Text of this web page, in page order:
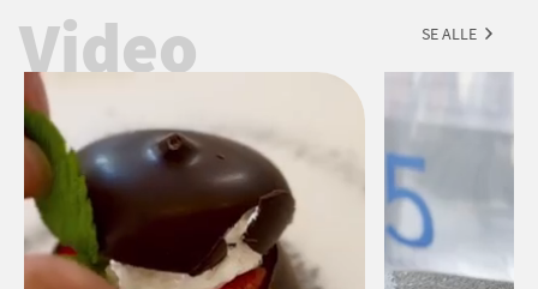
Video SE ALLE